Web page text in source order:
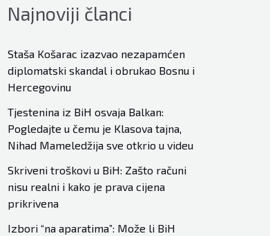
Najnoviji članci
Staša Košarac izazvao nezapamćen
diplomatski skandal i obrukao Bosnu i
Hercegovinu
Tjestenina iz BiH osvaja Balkan:
Pogledajte u čemu je Klasova tajna,
Nihad Mameledžija sve otkrio u videu
Skriveni troškovi u BiH: Zašto računi
nisu realni i kako je prava cijena
prikrivena
Izbori “na aparatima”: Može li BiH